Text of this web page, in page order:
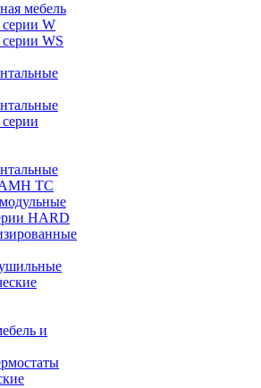
мебель
W
WS
TC
HARD
и